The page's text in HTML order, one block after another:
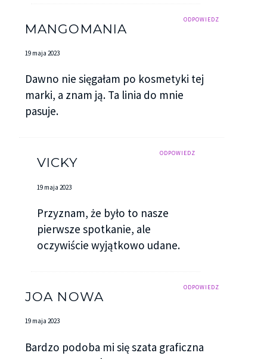
ODPOWIEDZ
MANGOMANIA
19 maja 2023
Dawno nie sięgałam po kosmetyki tej
marki, a znam ją. Ta linia do mnie
pasuje.
ODPOWIEDZ
VICKY
19 maja 2023
Przyznam, że było to nasze
pierwsze spotkanie, ale
oczywiście wyjątkowo udane.
ODPOWIEDZ
JOA NOWA
19 maja 2023
Bardzo podoba mi się szata graficzna